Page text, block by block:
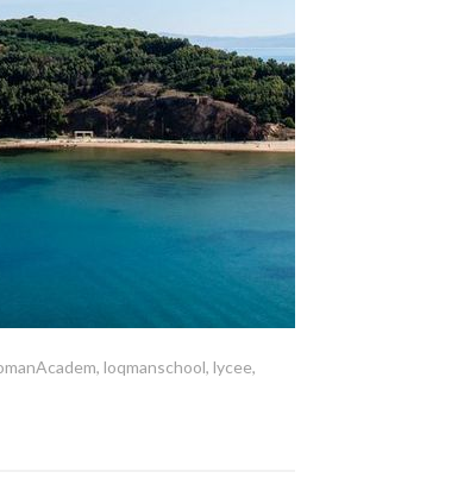
, loqmanschool, lycee,